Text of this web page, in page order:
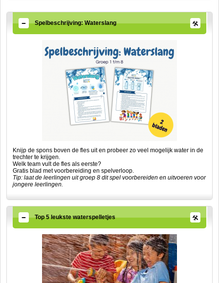
Spelbeschrijving: Waterslang
Knijp de spons boven de fles uit en probeer zo veel mogelijk water in de
trechter te krijgen.
Welk team vult de fles als eerste?
Gratis blad met voorbereiding en spelverloop.
Tip: laat de leerlingen uit groep 8 dit spel voorbereiden en uitvoeren voor
jongere leerlingen.
Top 5 leukste waterspelletjes